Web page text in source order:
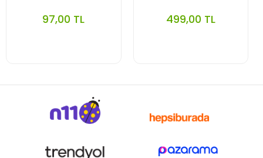
97,00 TL 499,00 TL